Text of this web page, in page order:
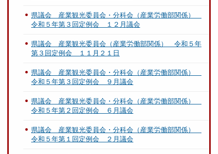
県議会 産業観光委員会・分科会（産業労働部関係）
令和５年第３回定例会 １２月議会
県議会 産業観光委員会（産業労働部関係） 令和５年
第３回定例会 １１月２１日
県議会 産業観光委員会・分科会（産業労働部関係）
令和５年第３回定例会 ９月議会
県議会 産業観光委員会・分科会（産業労働部関係）
令和５年第２回定例会 ６月議会
県議会 産業観光委員会・分科会（産業労働部関係）
令和５年第１回定例会 ２月議会